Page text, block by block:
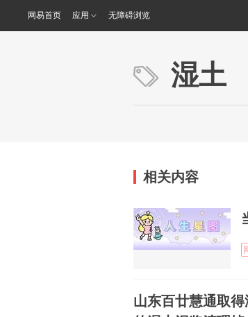
网易首页 应用 无障碍浏览
湿土
相关内容
山东百廿慧通取